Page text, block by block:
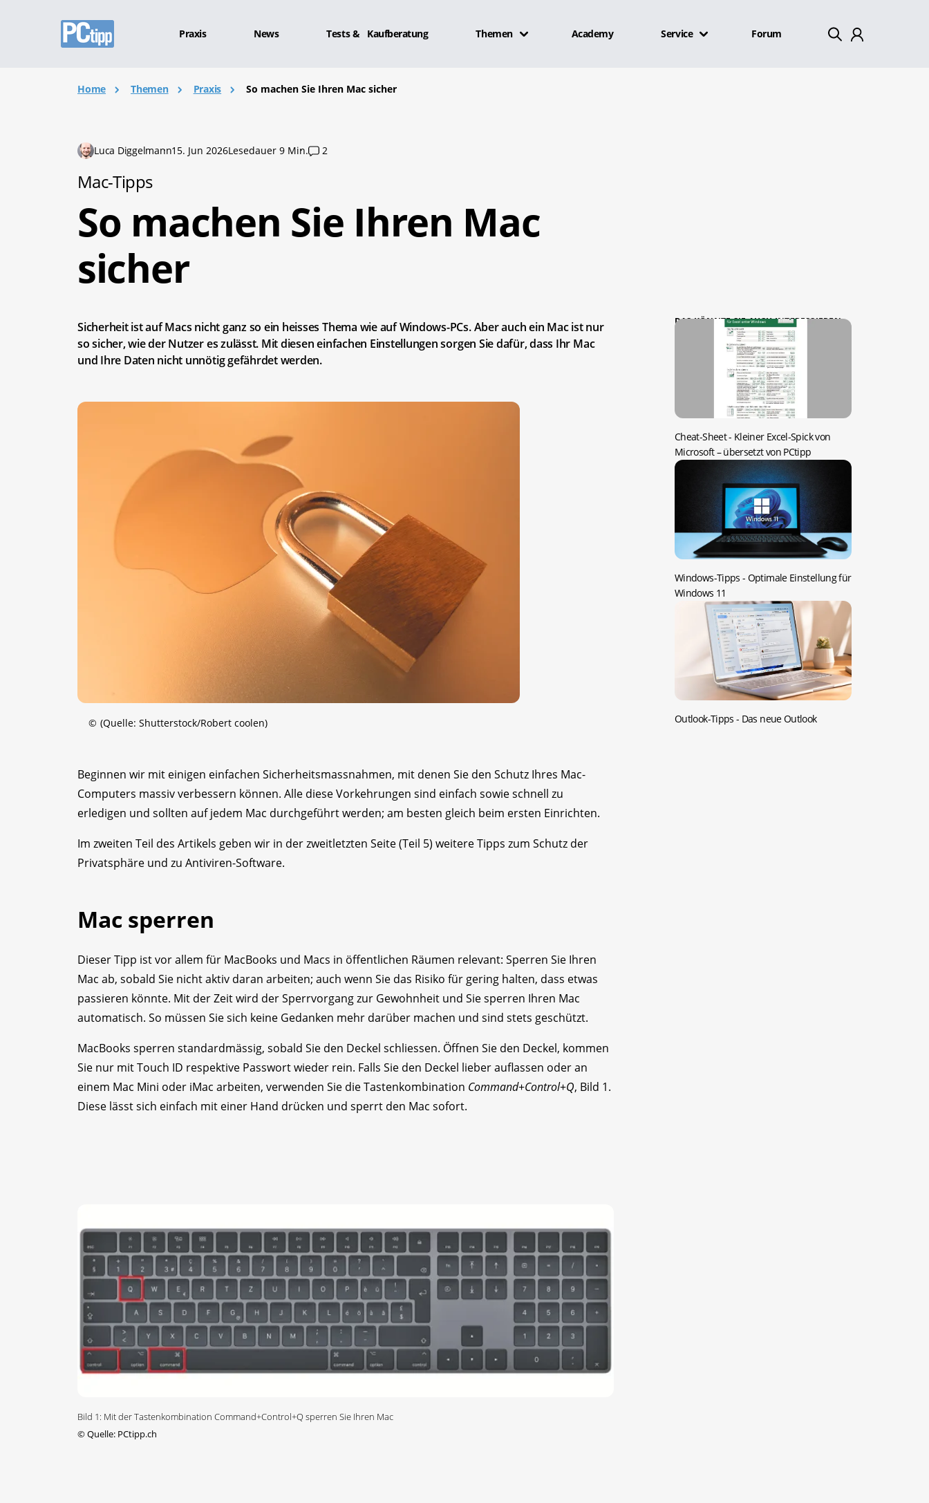
Praxis News Tests & Kaufberatung Themen Academy Service Forum
Home Themen Praxis So machen Sie Ihren Mac sicher
Luca Diggelmann15. Jun 2026Lesedauer 9 Min. 2
Mac-Tipps
So machen Sie Ihren Mac
sicher
Sicherheit ist auf Macs nicht ganz so ein heisses Thema wie auf Windows-PCs. Aber auch ein Mac ist nur
so sicher, wie der Nutzer es zulässt. Mit diesen einfachen Einstellungen sorgen Sie dafür, dass Ihr Mac
und Ihre Daten nicht unnötig gefährdet werden.
© (Quelle: Shutterstock/Robert coolen)
Beginnen wir mit einigen einfachen Sicherheitsmassnahmen, mit denen Sie den Schutz Ihres Mac-
Computers massiv verbessern können. Alle diese Vorkehrungen sind einfach sowie schnell zu
erledigen und sollten auf jedem Mac durchgeführt werden; am besten gleich beim ersten Einrichten.
Im zweiten Teil des Artikels geben wir in der zweitletzten Seite (Teil 5) weitere Tipps zum Schutz der
Privatsphäre und zu Antiviren-Software.
Mac sperren
Dieser Tipp ist vor allem für MacBooks und Macs in öffentlichen Räumen relevant: Sperren Sie Ihren
Mac ab, sobald Sie nicht aktiv daran arbeiten; auch wenn Sie das Risiko für gering halten, dass etwas
passieren könnte. Mit der Zeit wird der Sperrvorgang zur Gewohnheit und Sie sperren Ihren Mac
automatisch. So müssen Sie sich keine Gedanken mehr darüber machen und sind stets geschützt.
MacBooks sperren standardmäs­sig, sobald Sie den Deckel schliessen. Öffnen Sie den Deckel, kommen
Sie nur mit Touch ID respektive Passwort wieder rein. Falls Sie den Deckel lieber auflassen oder an
einem Mac Mini oder iMac arbeiten, verwenden Sie die Tastenkombination Command+Control+Q, Bild 1.
Diese lässt sich einfach mit einer Hand drücken und sperrt den Mac sofort.
Bild 1: Mit der Tastenkombination Command+Control+Q sperren Sie Ihren Mac
©Quelle: PCtipp.ch
DAS KÖNNTE SIE AUCH INTERESSIEREN:
Cheat-Sheet - Kleiner Excel-Spick von
Microsoft – übersetzt von PCtipp
Windows-Tipps - Optimale Einstellung für
Windows 11
Outlook-Tipps - Das neue Outlook